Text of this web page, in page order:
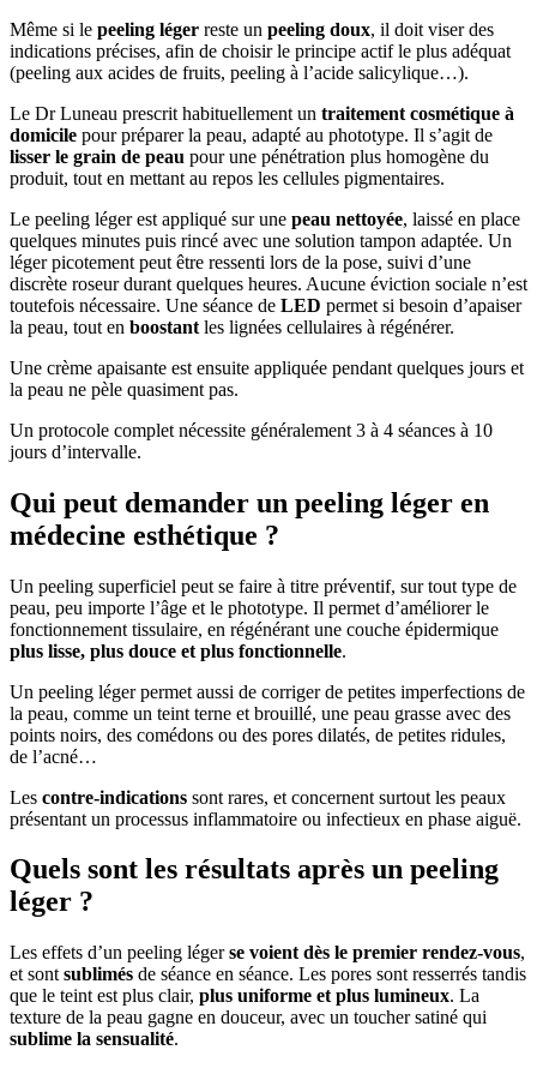
Même si le peeling léger reste un peeling doux, il doit viser des
indications précises, afin de choisir le principe actif le plus adéquat
(peeling aux acides de fruits, peeling à l’acide salicylique…).
Le Dr Luneau prescrit habituellement un traitement cosmétique à
domicile pour préparer la peau, adapté au phototype. Il s’agit de
lisser le grain de peau pour une pénétration plus homogène du
produit, tout en mettant au repos les cellules pigmentaires.
Le peeling léger est appliqué sur une peau nettoyée, laissé en place
quelques minutes puis rincé avec une solution tampon adaptée. Un
léger picotement peut être ressenti lors de la pose, suivi d’une
discrète roseur durant quelques heures. Aucune éviction sociale n’est
toutefois nécessaire. Une séance de LED permet si besoin d’apaiser
la peau, tout en boostant les lignées cellulaires à régénérer.
Une crème apaisante est ensuite appliquée pendant quelques jours et
la peau ne pèle quasiment pas.
Un protocole complet nécessite généralement 3 à 4 séances à 10
jours d’intervalle.
Qui peut demander un peeling léger en
médecine esthétique ?
Un peeling superficiel peut se faire à titre préventif, sur tout type de
peau, peu importe l’âge et le phototype. Il permet d’améliorer le
fonctionnement tissulaire, en régénérant une couche épidermique
plus lisse, plus douce et plus fonctionnelle.
Un peeling léger permet aussi de corriger de petites imperfections de
la peau, comme un teint terne et brouillé, une peau grasse avec des
points noirs, des comédons ou des pores dilatés, de petites ridules,
de l’acné…
Les contre-indications sont rares, et concernent surtout les peaux
présentant un processus inflammatoire ou infectieux en phase aiguë.
Quels sont les résultats après un peeling
léger ?
Les effets d’un peeling légerse voient dès le premier rendez-vous,
et sont sublimés de séance en séance. Les pores sont resserrés tandis
que le teint est plus clair, plus uniforme et plus lumineux. La
texture de la peau gagne en douceur, avec un toucher satiné qui
sublime la sensualité.